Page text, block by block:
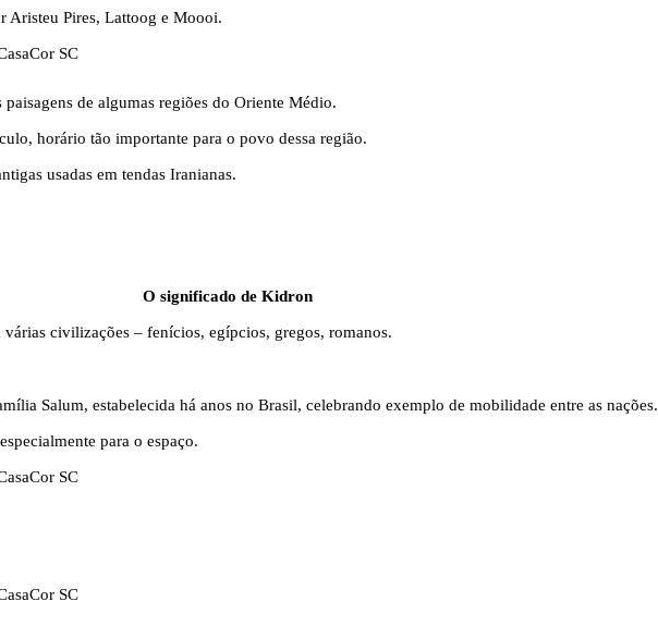
Aristeu Pires, Lattoog e Moooi.
de algumas regiões do Oriente Médio.
horário tão importante para o povo dessa região.
usadas em tendas Iranianas.
O significado de Kidron
civilizações – fenícios, egípcios, gregos, romanos.
Salum, estabelecida há anos no Brasil, celebrando exemplo de mobilidade entre as nações.
para o espaço.